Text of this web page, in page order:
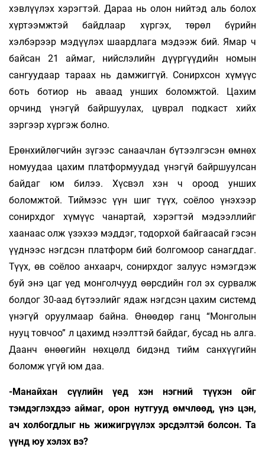
хэвлүүлэх хэрэгтэй. Дараа нь олон нийтэд аль болох
хүртээмжтэй байдлаар хүргэх, төрөл бүрийн
хэлбэрээр мэдүүлэх шаардлага мэдээж бий. Ямар ч
байсан 21 аймаг, нийслэлийн дүүргүүдийн номын
сангуудаар тараах нь дамжиггүй. Сонирхсон хүмүүс
боть ботиор нь аваад унших боломжтой. Цахим
орчинд үнэгүй байршуулах, цуврал подкаст хийх
зэргээр хүргэж болно.
Ерөнхийлөгчийн зүгээс санаачлан бүтээлгэсэн өмнөх
номуудаа цахим платформуудад үнэгүй байршуулсан
байдаг юм билээ. Хүсвэл хэн ч ороод унших
боломжтой. Тиймээс үүн шиг түүх, соёлоо үнэхээр
сонирхдог хүмүүс чанартай, хэрэгтэй мэдээллийг
хаанаас олж үзэхээ мэддэг, тодорхой байгаасай гэсэн
үүднээс нэгдсэн платформ бий болгомоор санагддаг.
Түүх, өв соёлоо анхаарч, сонирхдог залуус нэмэгдэж
буй энэ цаг үед монголчууд өөрсдийн гол эх сурвалж
болдог 30-аад бүтээлийг ядаж нэгдсэн цахим системд
үнэгүй оруулмаар байна. Өнөөдөр ганц “Монголын
нууц товчоо” л цахимд нээлттэй байдаг, бусад нь алга.
Даанч өнөөгийн нөхцөлд бидэнд тийм санхүүгийн
боломж үгүй юм даа.
-Манайхан сүүлийн үед хэн нэгний түүхэн ойг
тэмдэглэхдээ аймаг, орон нутгууд өмчлөөд, үнэ цэн,
ач холбогдлыг нь жижигрүүлэх эрсдэлтэй болсон. Та
үүнд юу хэлэх вэ?